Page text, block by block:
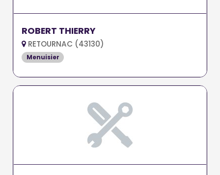
ROBERT THIERRY
RETOURNAC (43130)
Menuisier